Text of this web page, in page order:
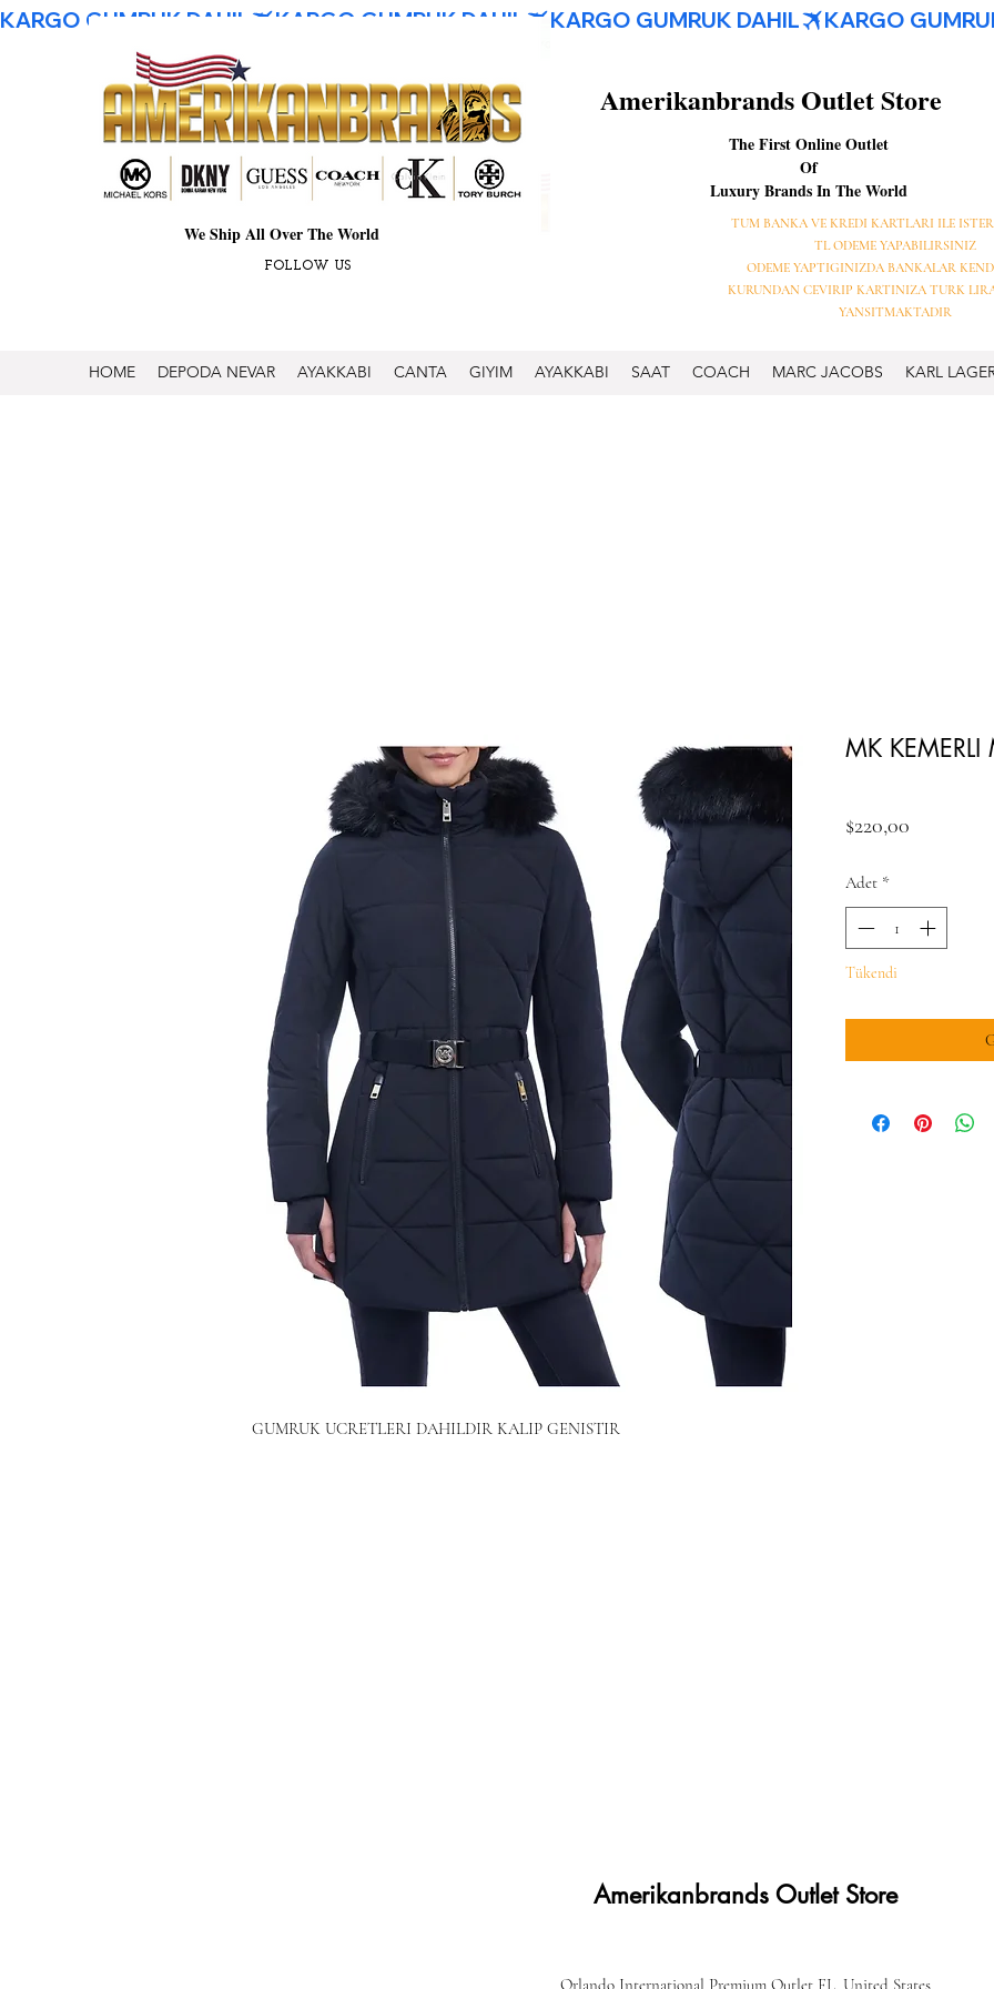
KARGO GUMRUK DAHIL
We Ship All Over The World
Amerikanbrands Outlet Store
The First Online Outlet
Of
Luxury Brands In The World
FOLLOW US
TUM BANKA VE KREDI KARTLARI ILE
TL ODEME YAPABILIRSINIZ
ODEME YAPTIGINIZDA BANKALAR
KURUNDAN CEVIRIP KARTINIZA TURK
YANSITMAKTADIR
HOME DEPODA NEVAR AYAKKABI CANTA GIYIM AYAKKABI SAAT COACH MARC JACOBS KARL
GUMRUK UCRETLERI DAHILDIR KALIP GENISTIR
MK
$220,00
Adet *
Tükendi
Amerikanbrands Outlet Store
Orlando International Premium Outlet FL, United States